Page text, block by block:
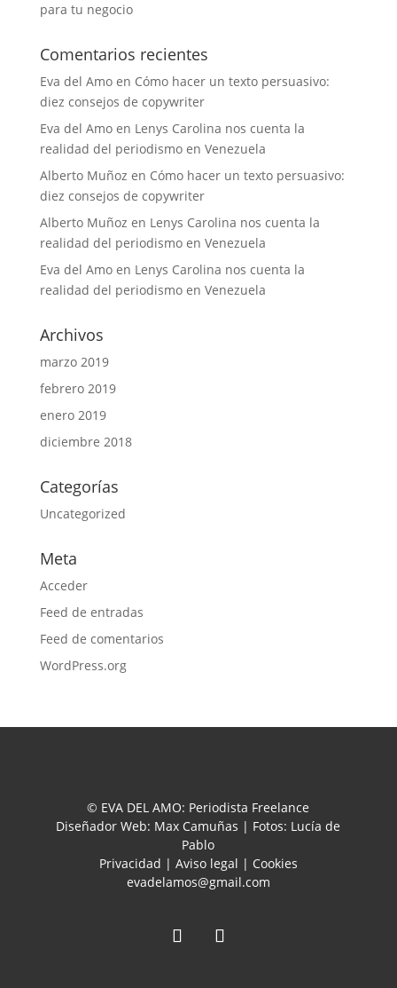
para tu negocio
Comentarios recientes
Eva del Amoen Cómo hacer un texto persuasivo:
diez consejos de copywriter
Eva del Amoen Lenys Carolina nos cuenta la
realidad del periodismo en Venezuela
Alberto Muñoz en Cómo hacer un texto persuasivo:
diez consejos de copywriter
Alberto Muñoz en Lenys Carolina nos cuenta la
realidad del periodismo en Venezuela
Eva del Amoen Lenys Carolina nos cuenta la
realidad del periodismo en Venezuela
Archivos
marzo 2019
febrero 2019
enero 2019
diciembre 2018
Categorías
Uncategorized
Meta
Acceder
Feed de entradas
Feed de comentarios
WordPress.org
© EVA DEL AMO: Periodista Freelance
Diseñador Web: Max Camuñas | Fotos: Lucía de
Pablo
Privacidad | Aviso legal | Cookies
evadelamos@gmail.com